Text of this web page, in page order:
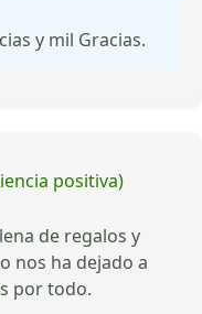
y mil Gracias.
positiva)
de regalos y
nos ha dejado a
por todo.